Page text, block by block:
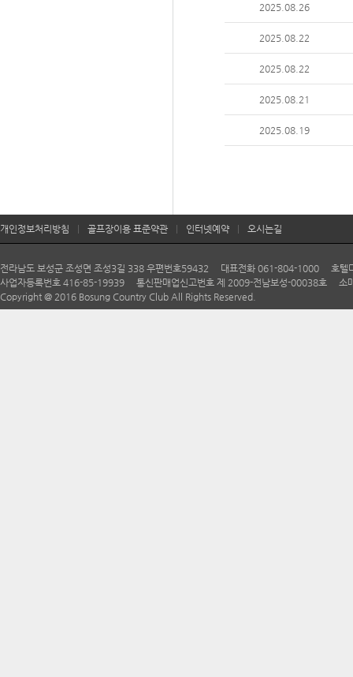
2025.08.26
2025.08.22
2025.08.22
2025.08.21
2025.08.19
개인정보처리방침 골프장이용 표준약관 인터넷예약 오시는길
전라남도 보성군 조성면 조성3길 338 우편번호59432 대표전화 061-804-1000
사업자등록번호 416-85-19939 통신판매업신고번호 제 2009-전남보성-00038호 소
Copyright @ 2016 Bosung Country Club All Rights Reserved.